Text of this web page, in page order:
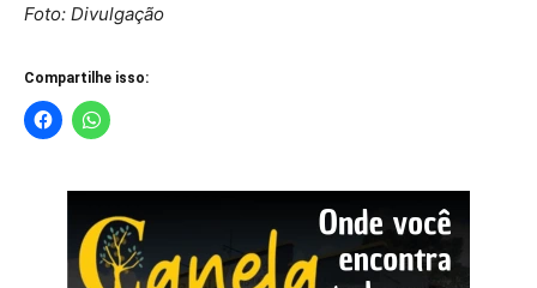
Foto: Divulgação
Compartilhe isso: